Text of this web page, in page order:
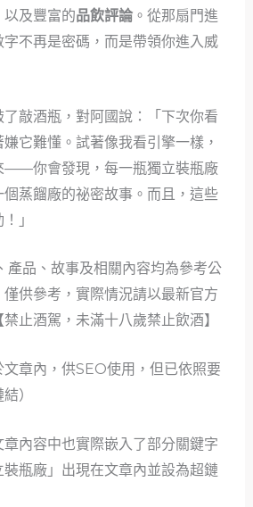
及豐富的品飲評論。從那扇門進
不再是密碼，而是帶領你進入威
敲酒瓶，對阿國說：「下次你看
它難懂。試著像我看引擎一樣，
——你會發現，每一瓶獨立裝瓶廠
蒸餾廠的祕密故事。而且，這些
」
品、故事及相關內容均為參考公
供參考，實際情況請以最新官方
止酒駕，未滿十八歲禁止飲酒】
章內，供SEO使用，但已依照要
）
內容中也實際嵌入了部分關鍵字
瓶廠」出現在文章內並設為超鏈